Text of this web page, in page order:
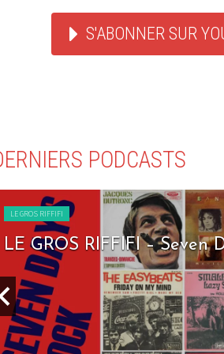
S'ABONNER SUR
PODCASTS
LE GROS RIFFIFI
LE GROS RIFFIFI – Seven